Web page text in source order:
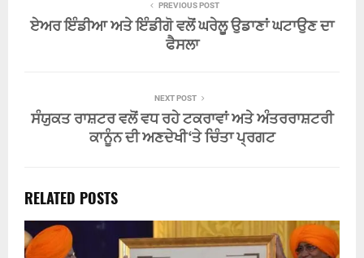
PREVIOUS POST
ਏਅਰ ਇੰਡੀਆ ਅਤੇ ਇੰਡੀਗੋ ਵਲੋਂ ਘਰੇਲੂ ਉਡਾਣਾਂ ਘਟਾਉਣ ਦਾ
ਫੈਸਲਾ
NEXT POST
ਸੰਯੁਕਤ ਰਾਸ਼ਟਰ ਵਲੋਂ ਵਧ ਰਹੇ ਟਕਰਾਵਾਂ ਅਤੇ ਅੰਤਰਰਾਸ਼ਟਰੀ
ਕਾਨੂੰਨ ਦੀ ਅਣਦੇਖੀ ‘ਤੇ ਚਿੰਤਾ ਪ੍ਰਗਟ
RELATED POSTS